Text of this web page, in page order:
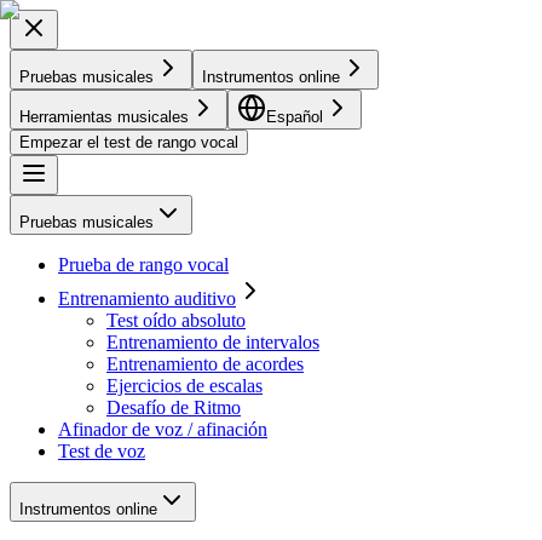
Pruebas musicales Instrumentos online
Herramientas musicales
Español
Empezar el test de rango vocal
Pruebas musicales
Prueba de rango vocal
Entrenamiento auditivo
Test oído absoluto
Entrenamiento de intervalos
Entrenamiento de acordes
Ejercicios de escalas
Desafío de Ritmo
Afinador de voz / afinación
Test de voz
Instrumentos online